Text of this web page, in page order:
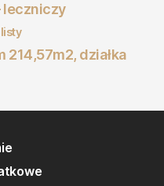
leczniczy
214,57m2, działka